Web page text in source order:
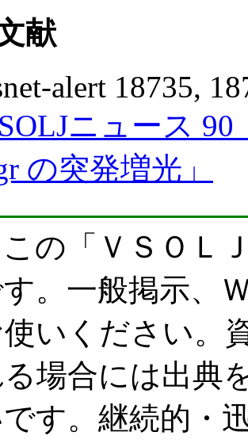
献
alert 18735,
ニュース
の突発増光」
「ＶＳＯＬ
。一般掲示、
いください。
る場合には出典
す。継続的・